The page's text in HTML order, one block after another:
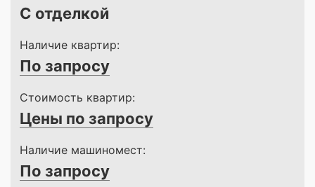
С отделкой
Наличие квартир:
По запросу
Стоимость квартир:
Цены по запросу
Наличие машиномест:
По запросу